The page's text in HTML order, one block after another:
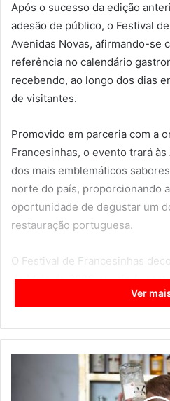
Após o sucesso da edição
adesão de público, o Festival
Avenidas Novas, afirmando-se
referência no calendário
recebendo, ao longo dos dias
de visitantes.
Promovido em parceria com a
Francesinhas, o evento trará
dos mais emblemáticos
norte do país, proporcionando
oportunidade de degustar um
restauração portuguesa.
O Festival de Francesinhas
de Maio de 2026, reunindo
zona norte e reforçando aVer